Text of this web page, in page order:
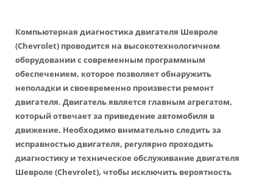
Компьютерная диагностика двигателя Шевроле
(Chevrolet) проводится на высокотехнологичном
оборудовании с современным программным
обеспечением, которое позволяет обнаружить
неполадки и своевременно произвести ремонт
двигателя. Двигатель является главным агрегатом,
который отвечает за приведение автомобиля в
движение. Необходимо внимательно следить за
исправностью двигателя, регулярно проходить
диагностику и техническое обслуживание двигателя
Шевроле (Chevrolet), чтобы исключить вероятность